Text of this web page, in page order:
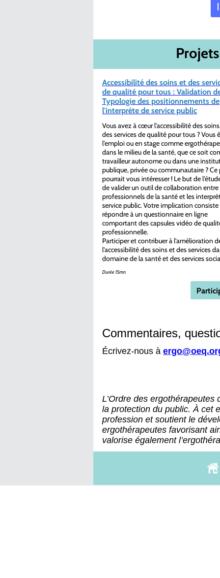
Accessibilité des soins et des
de qualité pour tous : Validation
Typologie des positionnements de
l'interprète de service public
Vous avez à cœur l'accessibilité des
des services de qualité pour tous ? Vous
l'emploi ou en stage comme
dans le milieu de la santé, que ce soit
travailleur autonome ou dans une
publique, privée ou communautaire ?
pourrait vous intéresser ! Le but de
de valider un outil de collaboration entre
professionnels de la santé et les
service public. Votre implication consiste
répondre à un questionnaire en ligne
comportant des capsules vidéo de
professionnelle.
Participer et contribuer à l'amélioration
l'accessibilité des soins et des services
domaine de la santé et des services
Durée 15mn
Commentaires,
Écrivez-nous à
L’Ordre des ergothérapeutes
la protection du public. À cet
profession et soutient le
ergothérapeutes favorisant
valorise également